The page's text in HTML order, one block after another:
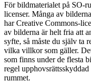
För bildmaterialet på SO-
licenser. Många av
har Creative Commons-
av bilderna är helt fria att
syfte, så måste du själv ta
vilka villkor som gäller.
som finns under de flesta
regel
rummet.